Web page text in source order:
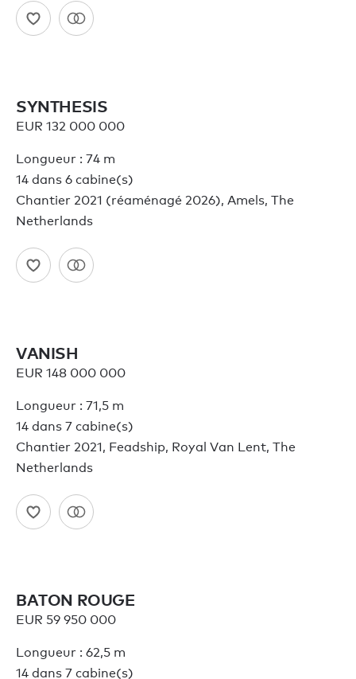
SYNTHESIS
EUR 132 000 000
Longueur : 74 m
14 dans 6 cabine(s)
Chantier 2021 (réaménagé 2026), Amels, The
Netherlands
VANISH
EUR 148 000 000
Longueur : 71,5 m
14 dans 7 cabine(s)
Chantier 2021, Feadship, Royal Van Lent, The
Netherlands
BATON ROUGE
EUR 59 950 000
Longueur : 62,5 m
14 dans 7 cabine(s)